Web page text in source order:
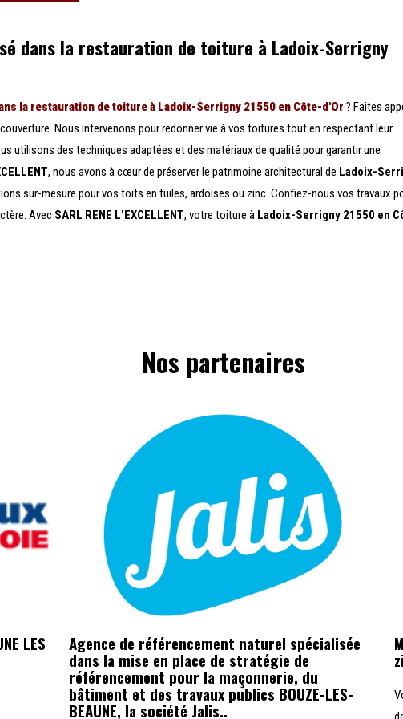
dans la restauration de toiture à Ladoix-Serrigny
la restauration de toiture à Ladoix-Serrigny 21550 en Côte-d'Or ? Faites
Nous intervenons pour redonner vie à vos toitures tout en respectant leur
utilisons des techniques adaptées et des matériaux de qualité pour garantir une
, nous avons à cœur de préserver le patrimoine architectural de Ladoix-
sur-mesure pour vos toits en tuiles, ardoises ou zinc. Confiez-nous vos travaux
Avec SARL RENE L'EXCELLENT, votre toiture à Ladoix-Serrigny 21550 en
Nos partenaires
LES Agence de référencement naturel spécialisée
dans la mise en place de stratégie de
référencement pour la maçonnerie, du
bâtiment et des travaux publics BOUZE-LES-
BEAUNE, la société Jalis..